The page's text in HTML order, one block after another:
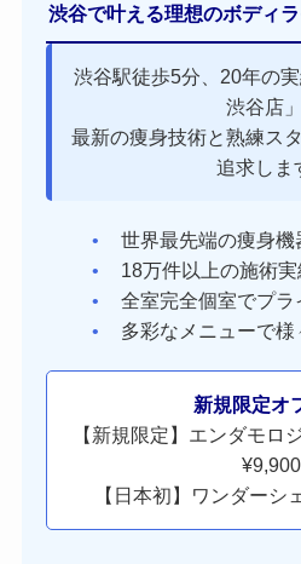
渋谷で叶える理想のボディ
渋谷駅徒歩5分、20年の
渋谷店」
最新の痩身技術と熟練ス
追求しま
世界最先端の痩身機
18万件以上の施術
全室完全個室でプ
多彩なメニューで
新規限定オ
【新規限定】エンダモロ
¥9,900
【日本初】ワンダーシ